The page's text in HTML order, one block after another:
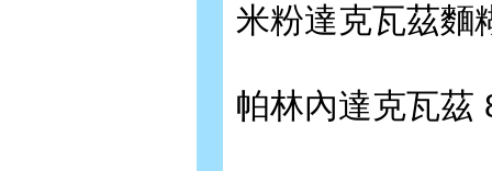
米粉達克瓦茲麵
帕林內達克瓦茲